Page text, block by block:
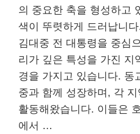
의 중요한 축을 형성하고
색이 뚜렷하게 드러납니
김대중 전 대통령을 중심
리가 깊은 특성을 가진 지
경을 가지고 있습니다. 동
중과 함께 성장하며, 각
활동해왔습니다. 이들은
에서 …